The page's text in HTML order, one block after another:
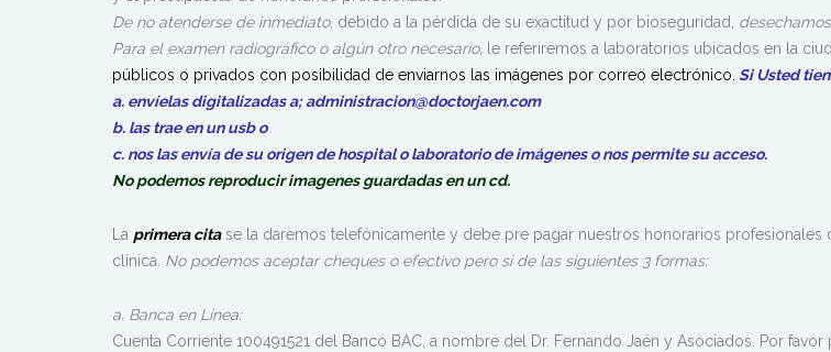
De no atenderse de inmediato, debido a la pérdida de su exactitud y por bioseguridad,
Para el examen radiográfico o algún otro necesario, le referiremos a laboratorios ubicados en la
públicos o privados con posibilidad de enviarnos las imágenes por correo electrónico. Si Usted
a. envíelas digitalizadas a; administracion@doctorjaen.com
b. las trae en un usb o
c. nos las envía de su origen de hospital o laboratorio de imágenes o nos permite su acceso.
No podemos reproducir imagenes guardadas en un cd.
La primera citase la daremos telefónicamente y debe pre pagar nuestros honorarios profesionales
clínica. No podemos aceptar cheques o efectivo pero si de las siguientes 3 formas:
a. Banca en Línea:
Cuenta Corriente 100491521 del Banco BAC, a nombre del Dr. Fernando Jaén y Asociados. Por